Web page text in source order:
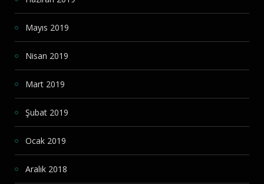
Mayıs 2019
Nisan 2019
Mart 2019
Şubat 2019
Ocak 2019
Aralık 2018